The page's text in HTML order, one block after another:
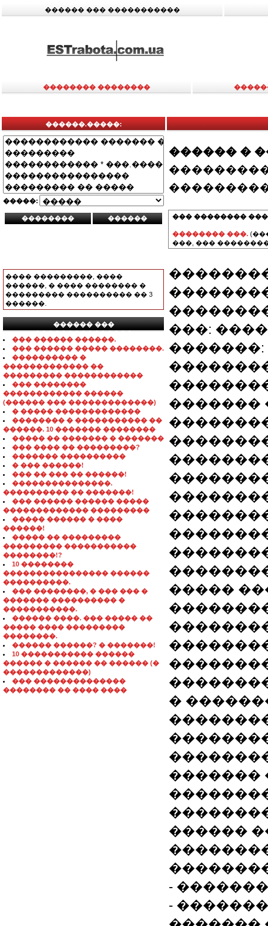
������ ��� �����������
�������� ��������
������.�����:
�����:
���� ���������, ����
������, � ���� �������� �
��������� ���������� �� 3
������.
������ ���
���������������
��� ������ ������.
��� ������ ����� ��������.
���������� �
������������� ��
��������� ������������
��� ��������
������������ ������
(������ ��� �������������)
� ����� �������������
�������� � ����������� ��
������. 10 ������� ��������
����� �� ������� � �������
��� ���� �� ���������?
������� ����������
� ��� ������!
��� �� ��� �� ������!
���������������.
���������� �� �������!
��� ������ ������ �����
������������� ���������
����� ������ � ����
������!
����� �� ���������
��������� �����������
��������!?
10 ��������
���������������� ������
����������.
��� ��������, � ��� ��� �
������� ���������� �
�����������.
������ ����. ��� ����� ��
����� ���� ���������
��������.
������ ������? � �������!
10 ����������� ������
������ � ������ �� ������ (�
�������������)
��� ��������������
�������� �� ���� ����
������ �
��� ��������
�������� ���.
���, ���
���:
�������:
�������
�����
�
�������
������
-
-